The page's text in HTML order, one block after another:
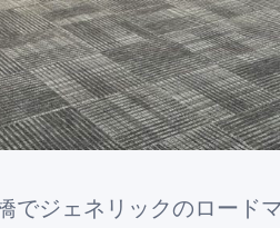
でジェネリックのロード